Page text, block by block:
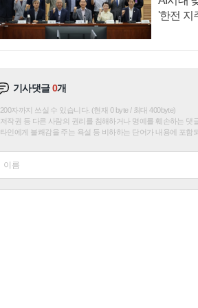
'한전 지
기사댓글0개
200자까지 쓰실 수 있습니다. (현재 0 byte / 최대 400byte)
저작권 등 다른 사람의 권리를 침해하거나 명예를 훼손하는 댓
타인에게 불쾌감을 주는 욕설 등 비하하는 단어가 내용에 포